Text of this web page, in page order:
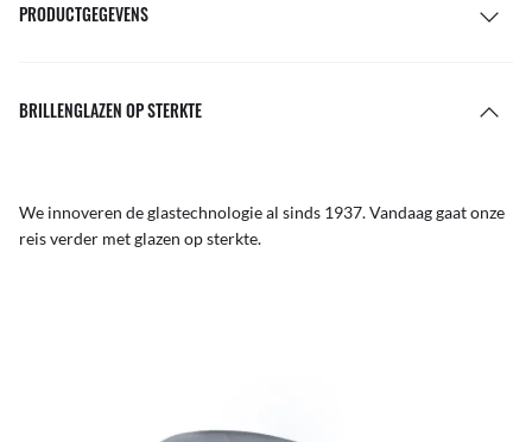
PRODUCTGEGEVENS
BRILLENGLAZEN OP STERKTE
We innoveren de glastechnologie al sinds 1937. Vandaag gaat onze
reis verder met glazen op sterkte.